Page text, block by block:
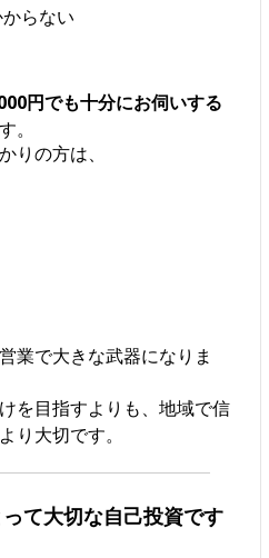
らない
円でも十分にお伺いする
。
りの方は、
業で大きな武器になりま
を目指すよりも、地域で信
り大切です。
て大切な自己投資です